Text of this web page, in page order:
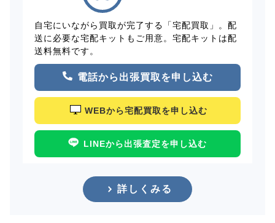
自宅にいながら買取が完了する「宅配買取」。配
送に必要な宅配キットもご用意。宅配キットは配
送料無料です。
電話から出張買取を申し込む
WEBから宅配買取を申し込む
LINEから出張査定を申し込む
詳しくみる